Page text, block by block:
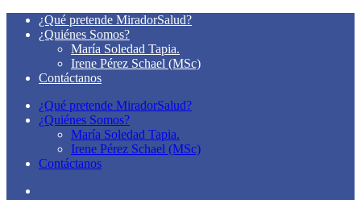
¿Qué pretende MiradorSalud?
¿Quiénes Somos?
María Soledad Tapia.
Irene Pérez Schael (MSc)
Contáctanos
¿Qué pretende MiradorSalud?
¿Quiénes Somos?
María Soledad Tapia.
Irene Pérez Schael (MSc)
Contáctanos